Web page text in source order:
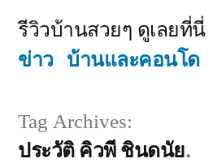
Skip
รีวิวบ้านสวยๆ ดูเลยที่นี่
ข่าว บ้านและคอนโด
Tag Archives:
ประวัติ คิวพี ชินดนัย